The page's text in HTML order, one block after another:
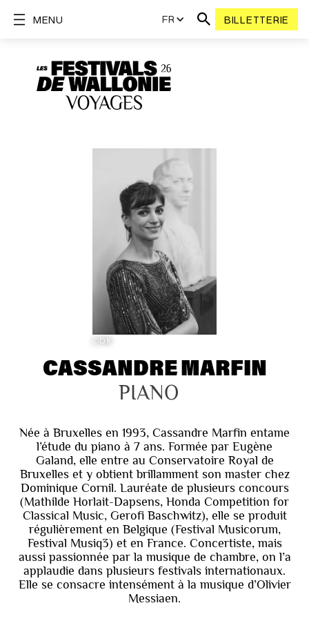
FR BILLETTERIE
MENU
©DR
CASSANDRE MARFIN
PIANO
Née à Bruxelles en 1993, Cassandre Marfin entame
l’étude du piano à 7 ans. Formée par Eugène
Galand, elle entre au Conservatoire Royal de
Bruxelles et y obtient brillamment son master chez
Dominique Cornil. Lauréate de plusieurs concours
(Mathilde Horlait-Dapsens, Honda Competition for
Classical Music, Gerofi Baschwitz), elle se produit
régulièrement en Belgique (Festival Musicorum,
Festival Musiq3) et en France. Concertiste, mais
aussi passionnée par la musique de chambre, on l’a
applaudie dans plusieurs festivals internationaux.
Elle se consacre intensément à la musique d’Olivier
Messiaen.